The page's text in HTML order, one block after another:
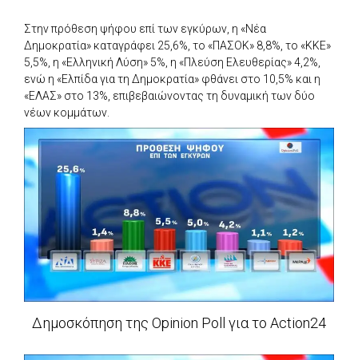
Στην πρόθεση ψήφου επί των εγκύρων, η «Νέα
Δημοκρατία» καταγράφει 25,6%, το «ΠΑΣΟΚ» 8,8%, το «ΚΚΕ»
5,5%, η «Ελληνική Λύση» 5%, η «Πλεύση Ελευθερίας» 4,2%,
ενώ η «Ελπίδα για τη Δημοκρατία» φθάνει στο 10,5% και η
«ΕΛΑΣ» στο 13%, επιβεβαιώνοντας τη δυναμική των δύο
νέων κομμάτων.
Δημοσκόπηση της Opinion Poll για το Action24